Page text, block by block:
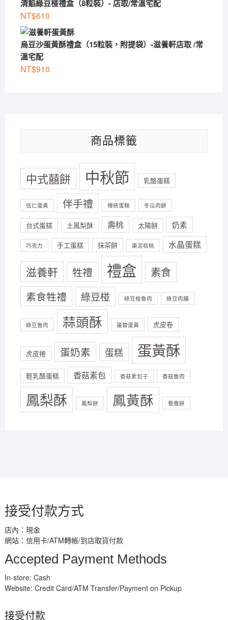
清餡綠豆椪禮盒（8粒裝）- 店取/常溫宅配
NT$610
烏豆沙蛋黃酥禮盒（15粒裝，附提袋）-滋養軒店取 /常
溫宅配
NT$910
商品標籤
中式囍餅 中秋節 乳酪蛋糕
伍仁蛋黃 伴手禮 傳統蛋糕 冬瓜肉餅
台式蛋糕 土鳳梨酥 壽桃 太陽餅 奶素
巧克力 手工蛋糕 抹茶餅 棗泥核桃 水晶蛋糕
滋養軒 牲禮 禮盒
素食
素食牲禮
綠豆椪 綠豆椪魯肉 綠豆肉脯
綠豆魯肉 蒜頭酥 蓮蓉蛋黃 虎皮卷
虎皮捲 蛋奶素 蛋糕 蛋黃酥
輕乳酪蛋糕 香菇素包 香菇素包子 香菇魯肉
鳳梨酥 鳳梨餅 鳳黃酥 鴛鴦餅
接受付款方式
店內：現金
網站：信用卡/ATM轉帳/到店取貨付款
Accepted Payment Methods
In-store: Cash
Website: Credit Card/ATM Transfer/Payment on Pickup
接受付款